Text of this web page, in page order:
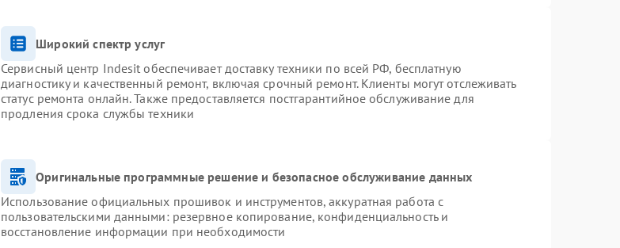
Широкий спектр услуг
Сервисный центр Indesit обеспечивает доставку техники по всей РФ, бесплатную
диагностику и качественный ремонт, включая срочный ремонт. Клиенты могут отслеживать
статус ремонта онлайн. Также предоставляется постгарантийное обслуживание для
продления срока службы техники
Оригинальные программные решение и безопасное обслуживание данных
Использование официальных прошивок и инструментов, аккуратная работа с
пользовательскими данными: резервное копирование, конфиденциальность и
восстановление информации при необходимости